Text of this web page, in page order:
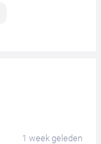
1 week geleden